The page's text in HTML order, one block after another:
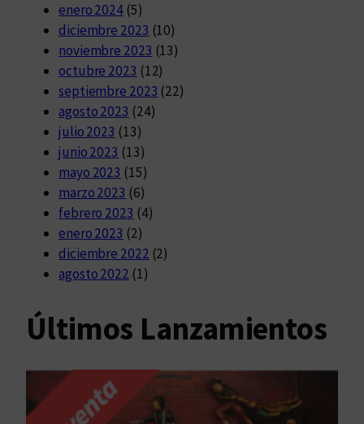
enero 2024 (5)
diciembre 2023 (10)
noviembre 2023 (13)
octubre 2023 (12)
septiembre 2023 (22)
agosto 2023 (24)
julio 2023 (13)
junio 2023 (13)
mayo 2023 (15)
marzo 2023 (6)
febrero 2023 (4)
enero 2023 (2)
diciembre 2022 (2)
agosto 2022 (1)
Últimos Lanzamientos